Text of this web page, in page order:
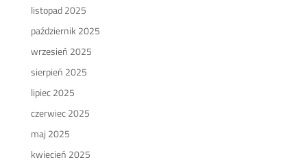
listopad 2025
październik 2025
wrzesień 2025
sierpień 2025
lipiec 2025
czerwiec 2025
maj 2025
kwiecień 2025